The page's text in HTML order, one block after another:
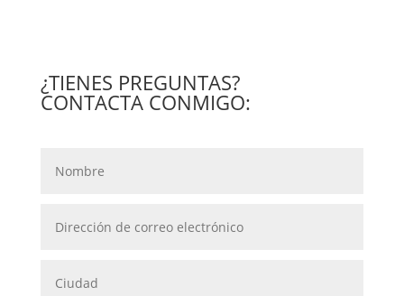
¿TIENES PREGUNTAS?
CONTACTA CONMIGO: